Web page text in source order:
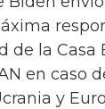
de la Casa
en caso
y